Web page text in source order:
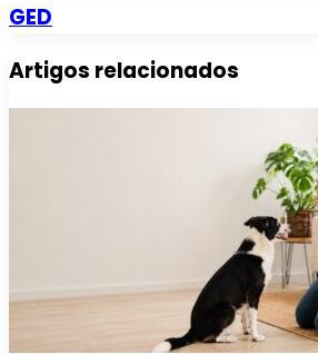
GED
Artigos relacionados